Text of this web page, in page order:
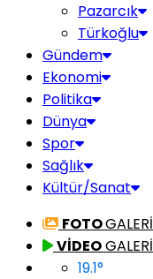
Pazarcık
Türkoğlu
Gündem
Ekonomi
Politika
Dünya
Spor
Sağlık
Kültür/Sanat
FOTOGALERİ
VİDEOGALERİ
19.1°